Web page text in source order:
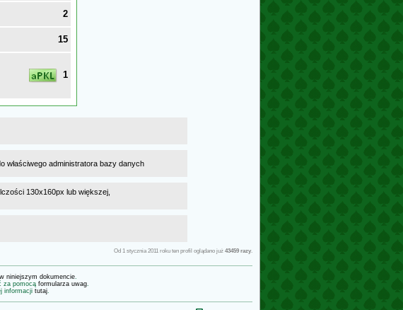
2
15
1
właściwego administratora bazy danych
130x160px lub większej,
Od 1 stycznia 2011 roku ten profil oglądano już 43459 razy.
w niniejszym dokumencie.
za pomocą formularza uwag.
informacji tutaj.